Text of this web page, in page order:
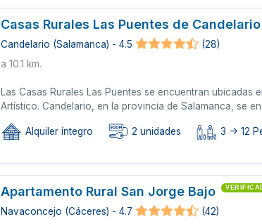
Casas Rurales Las Puentes de Candelario
Candelario (Salamanca) - 4.5
(28)
a 10.1 km.
Las Casas Rurales Las Puentes se encuentran
Artístico. Candelario, en la provincia de Salamanca, se
Alquiler íntegro 2 unidades 3 -> 12
Apartamento Rural San Jorge Bajo
Navaconcejo (Cáceres) - 4.7
(42)